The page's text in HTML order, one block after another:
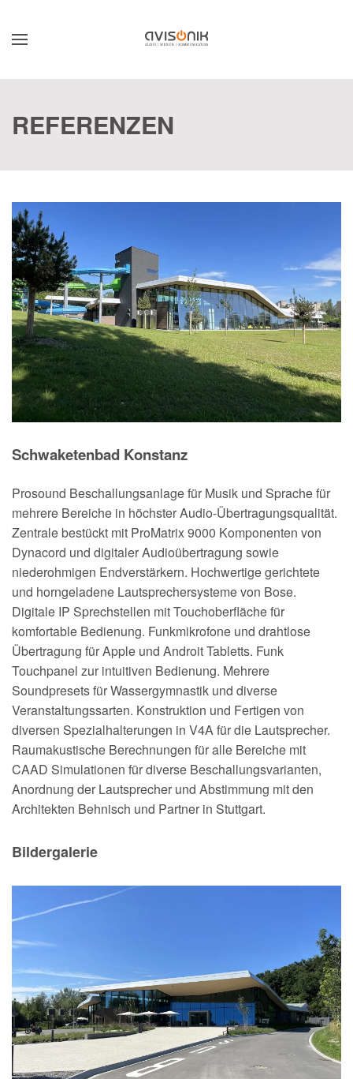
REFERENZEN
Schwaketenbad Konstanz
Prosound Beschallungsanlage für Musik und Sprache für
mehrere Bereiche in höchster Audio-Übertragungsqualität.
Zentrale bestückt mit ProMatrix 9000 Komponenten von
Dynacord und digitaler Audioübertragung sowie
niederohmigen Endverstärkern. Hochwertige gerichtete
und horngeladene Lautsprechersysteme von Bose.
Digitale IP Sprechstellen mit Touchoberfläche für
komfortable Bedienung. Funkmikrofone und drahtlose
Übertragung für Apple und Androit Tabletts. Funk
Touchpanel zur intuitiven Bedienung. Mehrere
Soundpresets für Wassergymnastik und diverse
Veranstaltungssarten. Konstruktion und Fertigen von
diversen Spezialhalterungen in V4A für die Lautsprecher.
Raumakustische Berechnungen für alle Bereiche mit
CAAD Simulationen für diverse Beschallungsvarianten,
Anordnung der Lautsprecher und Abstimmung mit den
Architekten Behnisch und Partner in Stuttgart.
Bildergalerie
Vergrößern